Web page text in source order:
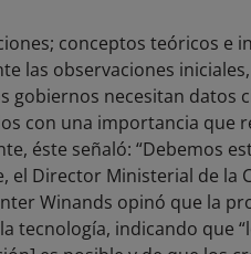
conceptos teóricos
las observaciones
gobiernos necesitan datos
con una importancia
éste señaló: “Debemos
el Director Ministerial de
Winands opinó que la
tecnología, indicando que